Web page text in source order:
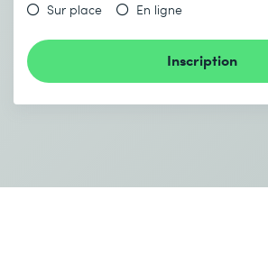
Sur place En ligne
Inscription